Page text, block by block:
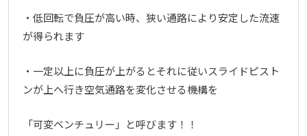
・低回転で負圧が高い時、狭い通路により安定した流速
が得られます
・一定以上に負圧が上がるとそれに従いスライドピスト
ンが上へ行き空気通路を変化させる機構を
「可変ベンチュリー」と呼びます！！